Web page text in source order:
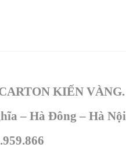
KIẾN VÀNG.
– Hà Đông – Hà Nội